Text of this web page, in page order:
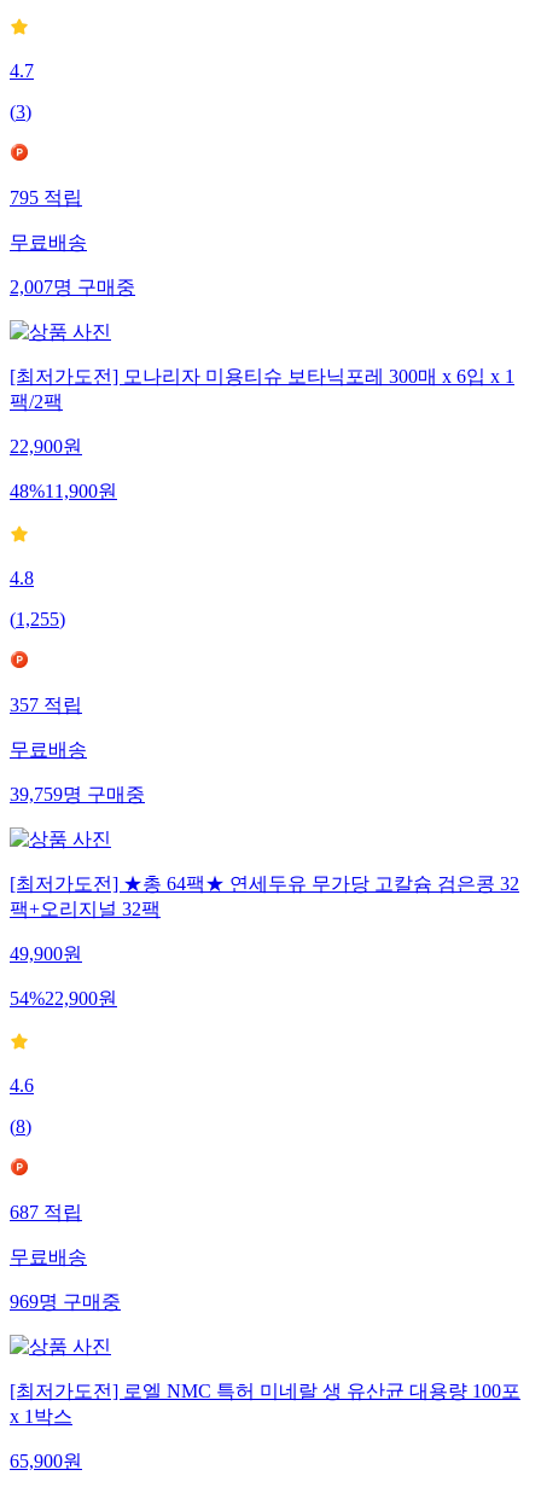
4.7
(3)
795적립
무료배송
2,007명구매중
[최저가도전] 모나리자 미용티슈 보타닉포레 300매 x 6입 x 1
팩/2팩
22,900원
48%11,900원
4.8
(1,255)
357적립
무료배송
39,759명구매중
[최저가도전] ★총 64팩★ 연세두유 무가당 고칼슘 검은콩 32
팩+오리지널 32팩
49,900원
54%22,900원
4.6
(8)
687적립
무료배송
969명구매중
[최저가도전] 로엘 NMC 특허 미네랄 생 유산균 대용량 100포
x 1박스
65,900원